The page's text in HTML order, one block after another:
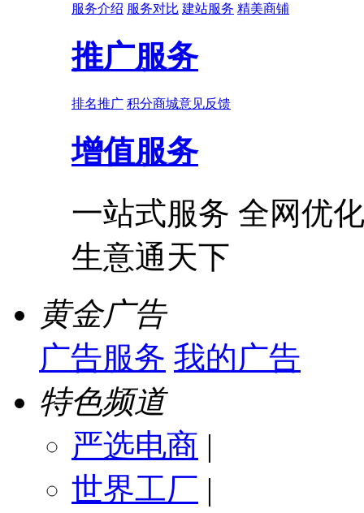
服务介绍 服务对比 建站服务 精美商铺
推广服务
排名推广 积分商城意见反馈
增值服务
一站式服务 全网优
生意通天下
黄金广告
广告服务 我的广告
特色频道
严选电商 |
世界工厂 |